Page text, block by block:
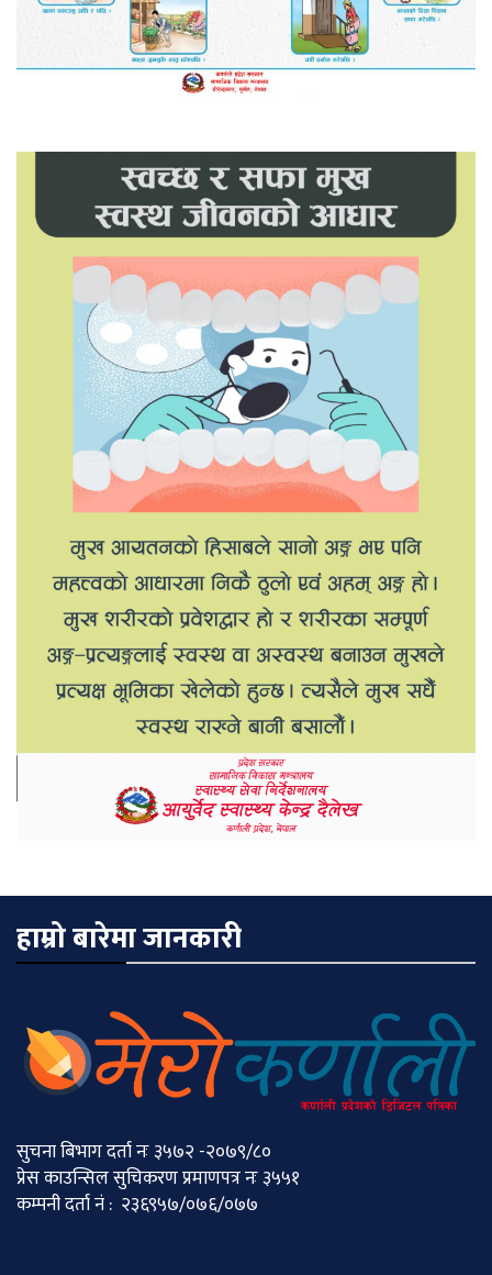
हाम्रो बारेमा जानकारी
सुचना बिभाग दर्ता नः ३५७२ -२०७९/८०
प्रेस काउन्सिल सुचिकरण प्रमाणपत्र नः ३५५१
कम्पनी दर्ता नं : २३६९५७/०७६/०७७